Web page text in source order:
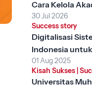
Cara Kelola
30 Jul 2026
Success story
Digitalisasi
Indonesia
Unggul
01 Aug 2025
Kisah Sukses|
Universitas